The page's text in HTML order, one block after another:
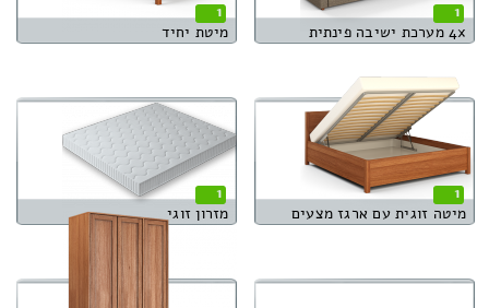
1
4x מערכת ישיבה פינתית
1
מיטת יחיד
1
מיטה זוגית עם ארגז מצעים
1
מזרון זוגי